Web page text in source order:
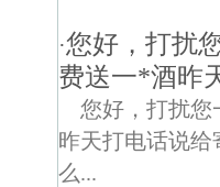
·您好，打扰
费送一*酒昨
您好，打扰您
昨天打电话说
么...